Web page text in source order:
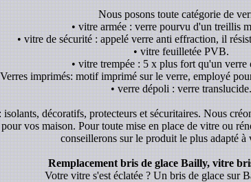
Nous posons toute catégorie de
• vitre armée : verre pourvu d'un treillis
• vitre de sécurité : appelé verre anti effraction, il
• vitre feuilletée PVB.
• vitre trempée : 5 x plus fort qu'un verre
imprimés: motif imprimé sur le verre, employé
• verre dépoli : verre translucide.
décoratifs, protecteurs et sécuritaires. Nous
vos maison. Pour toute mise en place de vitre ou
conseillerons sur le produit le plus adapté à
Remplacement bris de glace Bailly, vitre
Votre vitre s'est éclatée ? Un bris de glace sur